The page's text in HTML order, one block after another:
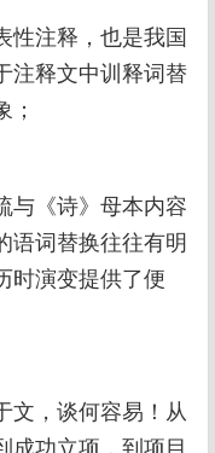
性注释，也是我国
注释文中训释词替
；
与《诗》母本内容
语词替换往往有明
时演变提供了便
文，谈何容易！从
成功立项，到项目